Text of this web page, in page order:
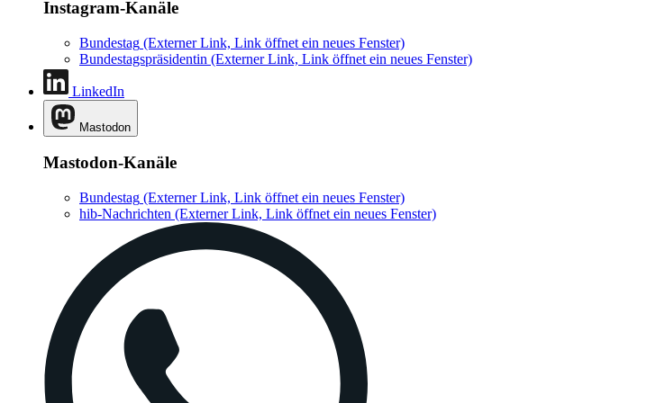
Instagram-Kanäle
Bundestag (Externer Link, Link öffnet ein neues Fenster)
Bundestagspräsidentin (Externer Link, Link öffnet ein neues Fenster)
LinkedIn
Mastodon
Mastodon-Kanäle
Bundestag (Externer Link, Link öffnet ein neues Fenster)
hib-Nachrichten (Externer Link, Link öffnet ein neues Fenster)